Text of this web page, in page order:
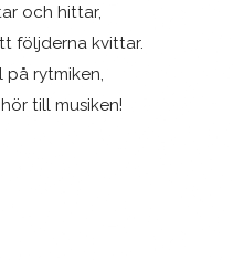
och hittar,
följderna kvittar.
rytmiken,
till musiken!